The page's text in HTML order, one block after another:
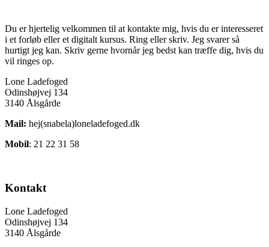
Du er hjertelig velkommen til at kontakte mig, hvis du er interesseret
i et forløb eller et digitalt kursus. Ring eller skriv. Jeg svarer så
hurtigt jeg kan. Skriv gerne hvornår jeg bedst kan træffe dig, hvis du
vil ringes op.
Lone Ladefoged
Odinshøjvej 134
3140 Ålsgårde
Mail: hej(snabela)loneladefoged.dk
Mobil: 21 22 31 58
Kontakt
Lone Ladefoged
Odinshøjvej 134
3140 Ålsgårde